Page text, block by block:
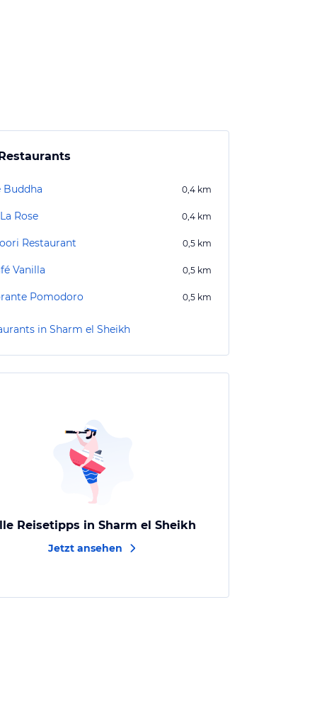
Buddha 0,4 km
Rose 0,4 km
Restaurant 0,5 km
Vanilla 0,5 km
Pomodoro 0,5 km
in Sharm el Sheikh
Reisetipps in Sharm el Sheikh
Jetzt ansehen